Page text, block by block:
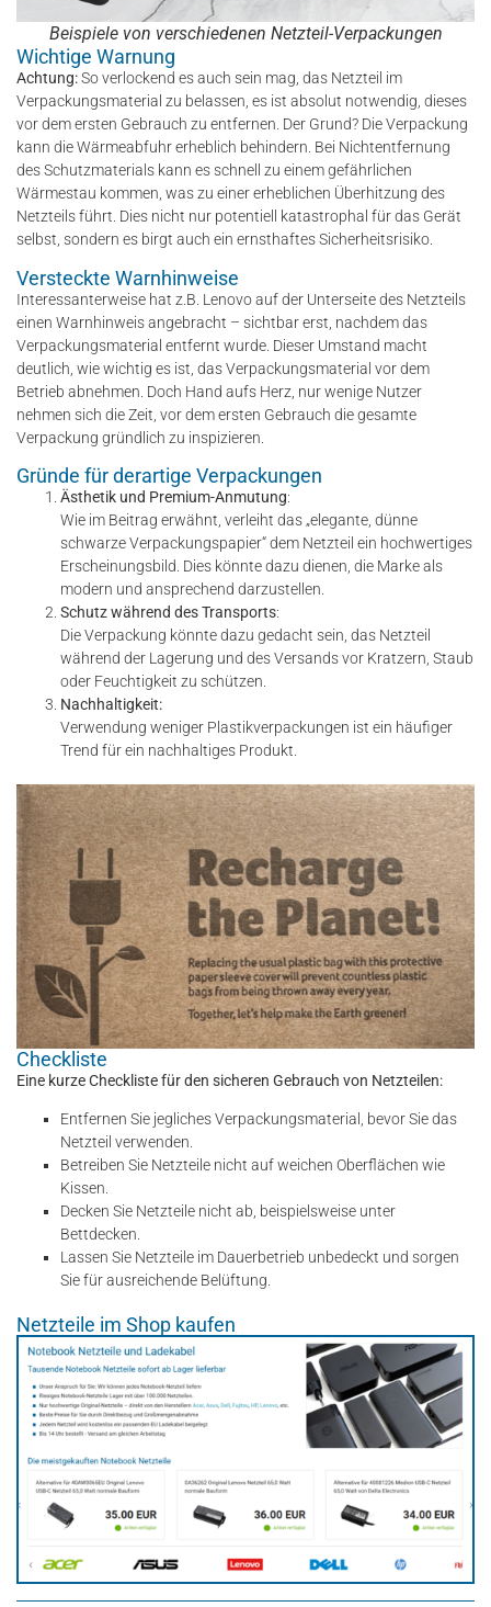
Beispiele von verschiedenen Netzteil-Verpackungen
Wichtige Warnung
Achtung:So verlockend es auch sein mag, das Netzteil im
Verpackungsmaterial zu belassen, es ist absolut notwendig, dieses
vor dem ersten Gebrauch zu entfernen. Der Grund? Die Verpackung
kann die Wärmeabfuhr erheblich behindern. Bei Nichtentfernung
des Schutzmaterials kann es schnell zu einem gefährlichen
Wärmestau kommen, was zu einer erheblichen Überhitzung des
Netzteils führt. Dies nicht nur potentiell katastrophal für das Gerät
selbst, sondern es birgt auch ein ernsthaftes Sicherheitsrisiko.
Versteckte Warnhinweise
Interessanterweise hat z.B. Lenovo auf der Unterseite des Netzteils
einen Warnhinweis angebracht – sichtbar erst, nachdem das
Verpackungsmaterial entfernt wurde. Dieser Umstand macht
deutlich, wie wichtig es ist, das Verpackungsmaterial vor dem
Betrieb abnehmen. Doch Hand aufs Herz, nur wenige Nutzer
nehmen sich die Zeit, vor dem ersten Gebrauch die gesamte
Verpackung gründlich zu inspizieren.
Gründe für derartige Verpackungen
Ästhetik und Premium-Anmutung:
Wie im Beitrag erwähnt, verleiht das „elegante, dünne
schwarze Verpackungspapier“ dem Netzteil ein hochwertiges
Erscheinungsbild. Dies könnte dazu dienen, die Marke als
modern und ansprechend darzustellen.
Schutz während des Transports:
Die Verpackung könnte dazu gedacht sein, das Netzteil
während der Lagerung und des Versands vor Kratzern, Staub
oder Feuchtigkeit zu schützen.
Nachhaltigkeit:
Verwendung weniger Plastikverpackungen ist ein häufiger
Trend für ein nachhaltiges Produkt.
Checkliste
Eine kurze Checkliste für den sicheren Gebrauch von Netzteilen:
Entfernen Sie jegliches Verpackungsmaterial, bevor Sie das
Netzteil verwenden.
Betreiben Sie Netzteile nicht auf weichen Oberflächen wie
Kissen.
Decken Sie Netzteile nicht ab, beispielsweise unter
Bettdecken.
Lassen Sie Netzteile im Dauerbetrieb unbedeckt und sorgen
Sie für ausreichende Belüftung.
Netzteile im Shop kaufen